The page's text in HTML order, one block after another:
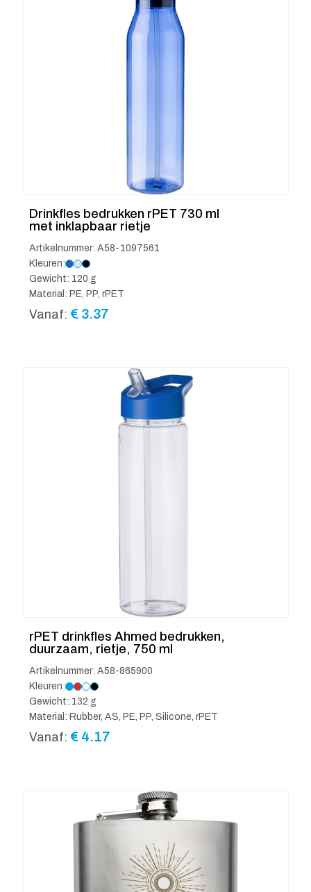
Drinkfles bedrukken rPET 730 ml
met inklapbaar rietje
Artikelnummer: A58-1097561
Kleuren:
Gewicht: 120 g
Material: PE, PP, rPET
Vanaf: € 3.37
rPET drinkfles Ahmed bedrukken,
duurzaam, rietje, 750 ml
Artikelnummer: A58-865900
Kleuren:
Gewicht: 132 g
Material: Rubber, AS, PE, PP, Silicone, rPET
Vanaf: € 4.17